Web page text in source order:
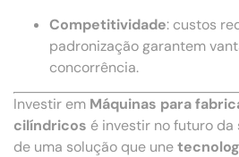
Competitividade: custos
padronização garantem
concorrência.
Investir em Máquinas para
cilíndricos é investir no futuro
de uma solução que une